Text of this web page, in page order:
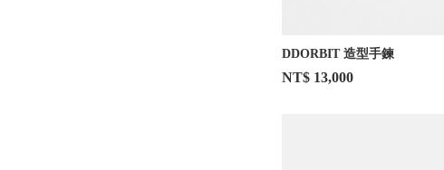
DDORBIT 造型手鍊
NT$ 13,000